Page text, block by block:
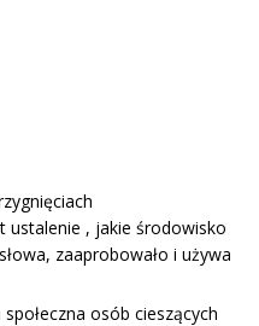
ustalenie , jakie środowisko
zaaprobowało i używa
osób cieszących